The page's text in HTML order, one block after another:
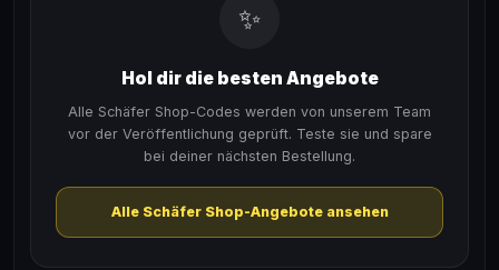
✨
Hol dir die besten Angebote
Alle Schäfer Shop-Codes werden von unserem Team
vor der Veröffentlichung geprüft. Teste sie und spare
bei deiner nächsten Bestellung.
Alle Schäfer Shop-Angebote ansehen